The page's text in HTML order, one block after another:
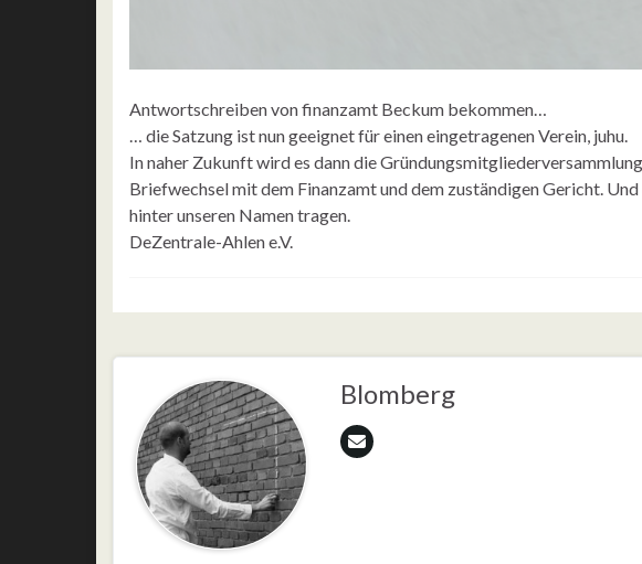
Antwortschreiben von finanzamt Beckum bekommen…
… die Satzung ist nun geeignet für einen eingetragenen Verein, juhu.
In naher Zukunft wird es dann die
Briefwechsel mit dem Finanzamt und dem zuständigen Gericht. Und
hinter unseren Namen tragen.
DeZentrale-Ahlen e.V.
Blomberg